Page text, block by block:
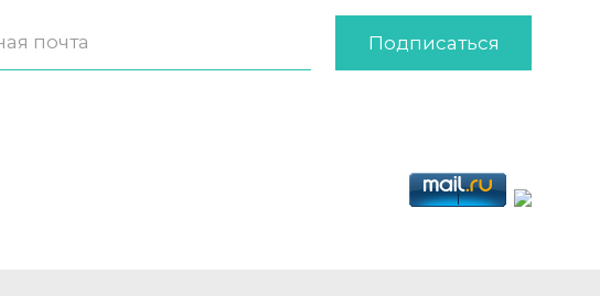
Подписаться